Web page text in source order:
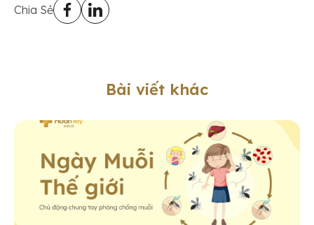
Chia Sẻ
Bài viết khác